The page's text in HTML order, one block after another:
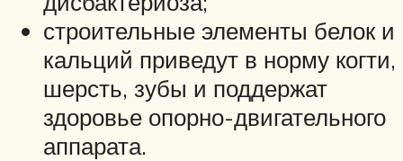
строительные элементы белок и
кальций приведут в норму когти,
шерсть, зубы и поддержат
здоровье опорно-двигательного
аппарата.